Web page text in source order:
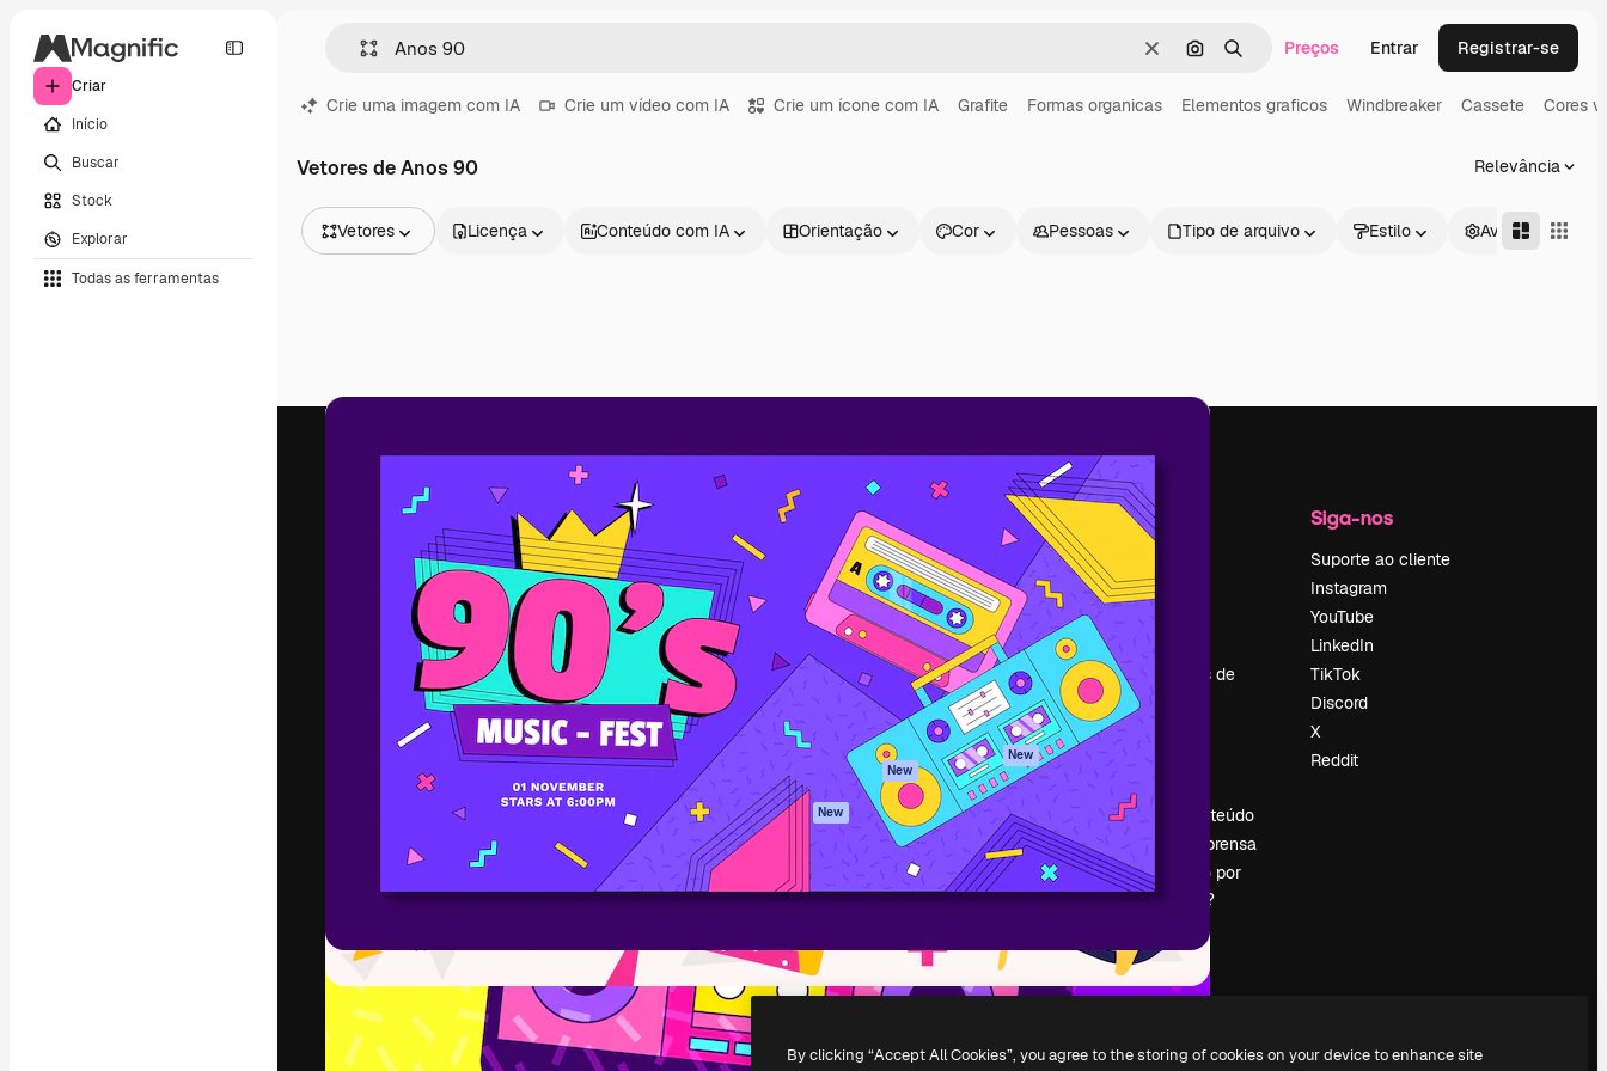
Criar
Início
Buscar
Stock
Explorar
Todas as ferramentas
LimparPesquisar por imagem
BuscarPreços Entrar Registrar-se
Crie uma imagem com IA Crie um vídeo com IA Crie um ícone com IA Grafite Formas organicas Elementos graficos Windbreaker Cassete Cores
Vetores de Anos 90 Relevância
Vetores
Vídeos
Licença Conteúdo com IA Orientação Cor Pessoas Tipo de arquivo Estilo Avançado
A plataforma criativa para você direcionar
seu melhor trabalho. Mais de 1 milhão de
assinantes entre criativos, empresas,
agências e estúdios.
Português
Produtos
Spaces
Assistente de IA
Gerador de
Gerador de vídeos
Texto para voz
Conteúdo de stock
MCP para
Claude/ChatGPT
New
Agentes New
API
App móvel
Todas as
Começar
Academy
Documentação
Atendimento
Termos e
condições
Política de
privacidade
Originais New
Política de cookies
Central de
confiabilidade
Afiliados
Empresas
Empresa
Sobre nós
Reviews
Emprego
Tendências de
pesquisa
Blog
Eventos
Slidesgo
Vender conteúdo
Sala de imprensa
Procurando por
magnific.ai?
Siga-nos
Suporte ao cliente
Instagram
YouTube
LinkedIn
TikTok
Discord
X
Reddit
Copyright © 2010-2026Freepik Company S.L.U.Todos os direitos reservados.
By clicking “Accept All Cookies”, you agree to the storing of cookies on your device to enhance site